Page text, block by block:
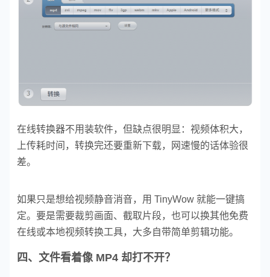
在线转换器不用装软件，但缺点很明显：视频体积大，
上传耗时间，转换完还要重新下载，网速慢的话体验很
差。
如果只是想给视频静音消音，用 TinyWow 就能一键搞
定。要是需要裁剪画面、截取片段，也可以换其他免费
在线或本地视频转换工具，大多自带简单剪辑功能。
四、文件看着像 MP4 却打不开？